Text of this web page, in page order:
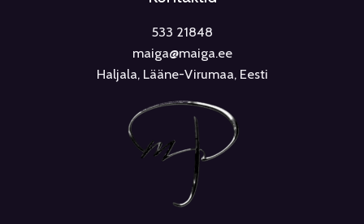
533 21848
maiga@maiga.ee
Haljala, Lääne-Virumaa, Eesti